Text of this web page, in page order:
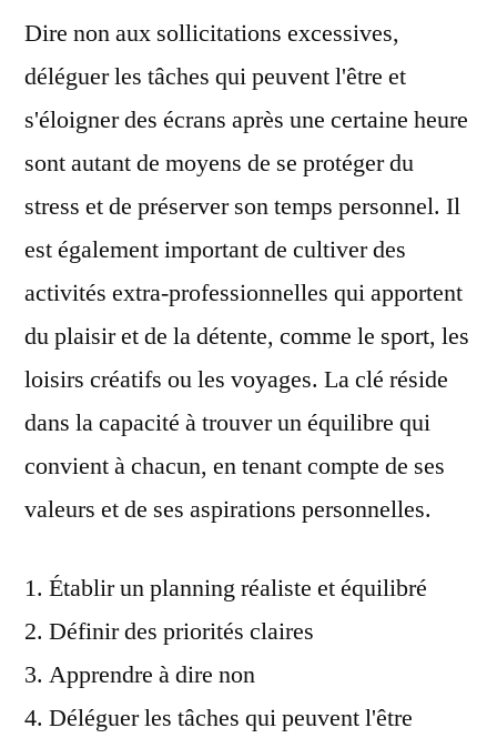
Dire non aux sollicitations excessives,
déléguer les tâches qui peuvent l'être et
s'éloigner des écrans après une certaine heure
sont autant de moyens de se protéger du
stress et de préserver son temps personnel. Il
est également important de cultiver des
activités extra-professionnelles qui apportent
du plaisir et de la détente, comme le sport, les
loisirs créatifs ou les voyages. La clé réside
dans la capacité à trouver un équilibre qui
convient à chacun, en tenant compte de ses
valeurs et de ses aspirations personnelles.
Établir un planning réaliste et équilibré
Définir des priorités claires
Apprendre à dire non
Déléguer les tâches qui peuvent l'être